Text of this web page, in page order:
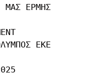
ΜΑΣ ΕΡΜΗΣ
ΕΚΕ